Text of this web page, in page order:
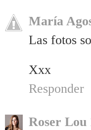
María
Las fotos
Xxx
Responder
Roser Lou